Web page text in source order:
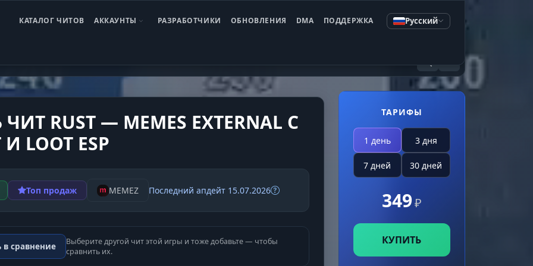
КАТАЛОГ ЧИТОВ АККАУНТЫ РАЗРАБОТЧИКИ ОБНОВЛЕНИЯ DMA ПОДДЕРЖКА Русский
Чит Раст Memez External
RUST — MEMES EXTERNAL С
LOOT ESP
Топ продаж MEMEZ Последний апдейт 15.07.2026
сравнение
Выберите другой чит этой игры и тоже добавьте — чтобы
сравнить их.
ТАРИФЫ
1 день 3 дня
7 дней 30 дней
349₽
КУПИТЬ